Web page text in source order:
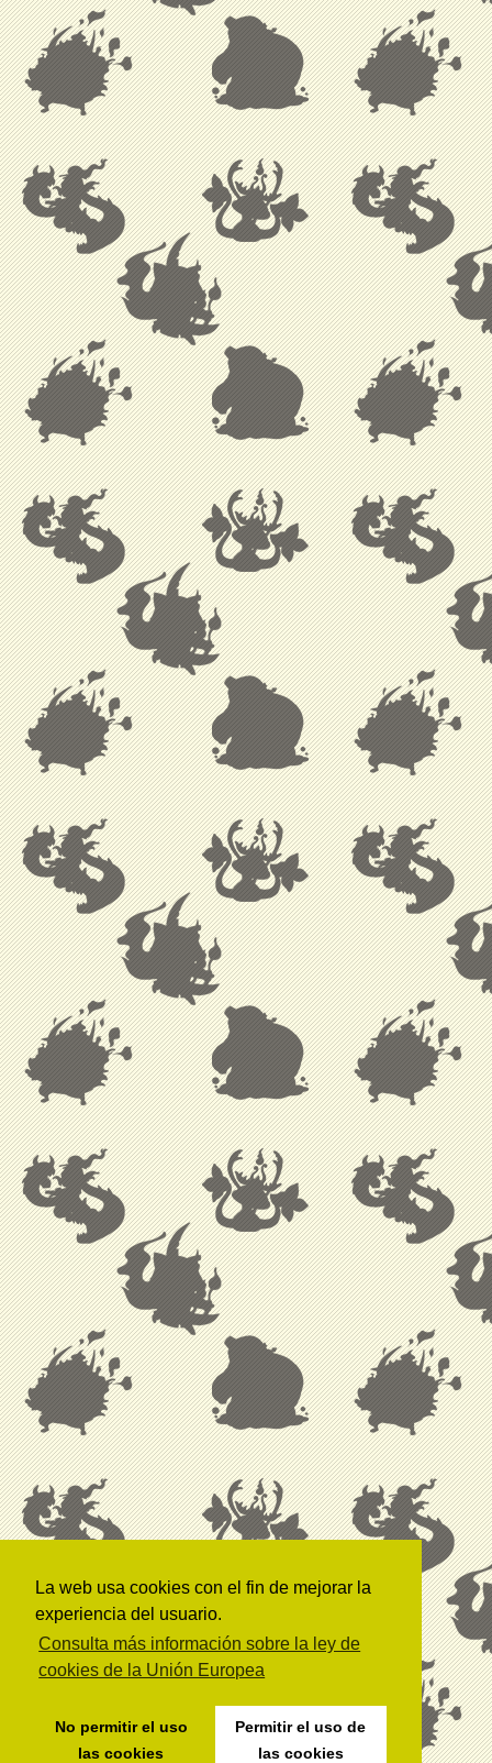
La web usa cookies con el fin de mejorar la
experiencia del usuario.
Consulta más información sobre la ley de
cookies de la Unión Europea
No permitir el uso
las cookies
Permitir el uso de
las cookies